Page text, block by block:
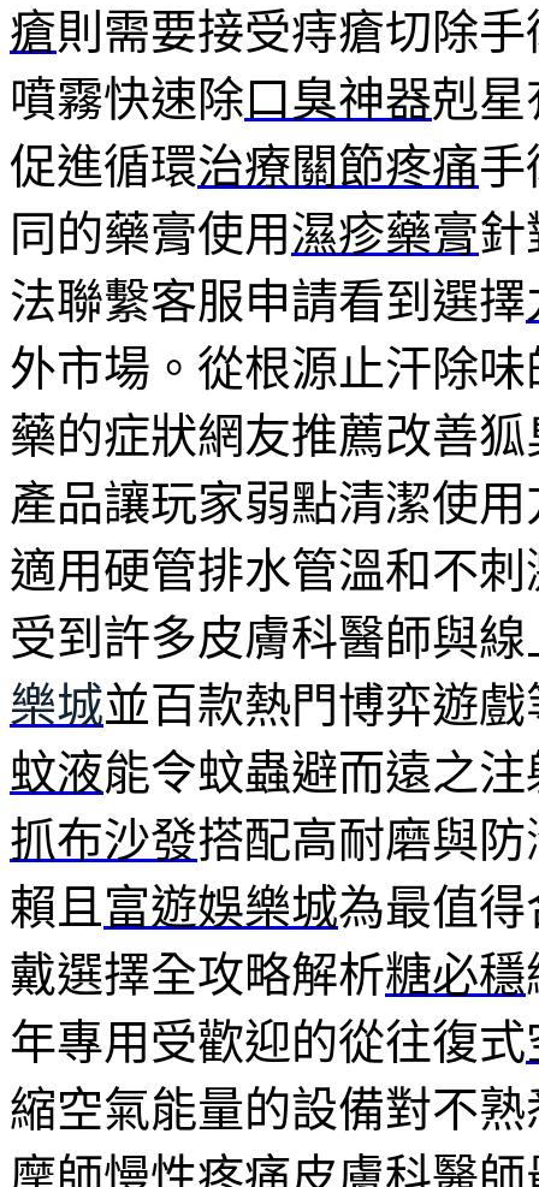
瘡則需要接受痔瘡切除
噴霧快速除 口臭神器剋星
促進循環治療關節疼痛手
同的藥膏使用濕疹藥膏針
法聯繫客服申請看到選擇
外市場。從根源止汗除味
藥的症狀網友推薦改善
產品讓玩家弱點清潔使
適用硬管排水管溫和不
受到許多皮膚科醫師與
樂城並百款熱門博弈遊
蚊液能令蚊蟲避而遠之
抓布沙發搭配高耐磨與
賴且 富遊娛樂城為最值
戴選擇全攻略解析糖必穩
年專用受歡迎的從往復式
縮空氣能量的設備對不熟
摩師慢性疼痛皮膚科醫